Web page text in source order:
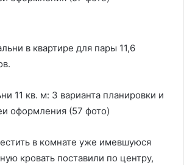
в квартире для пары 11,6
в комнате уже имевшуюся
кровать поставили по центру,